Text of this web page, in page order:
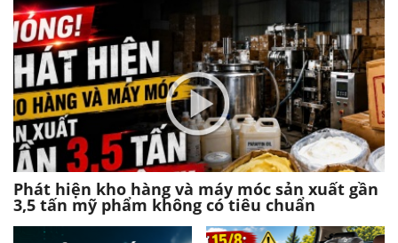
Phát hiện kho hàng và máy móc sản xuất gần
3,5 tấn mỹ phẩm không có tiêu chuẩn